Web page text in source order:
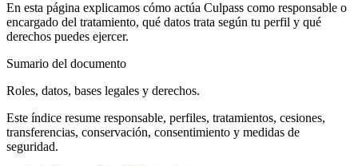
En esta página explicamos cómo actúa Culpass como responsable o
encargado del tratamiento, qué datos trata según tu perfil y qué
derechos puedes ejercer.
Sumario del documento
Roles, datos, bases legales y derechos.
Este índice resume responsable, perfiles, tratamientos, cesiones,
transferencias, conservación, consentimiento y medidas de
seguridad.